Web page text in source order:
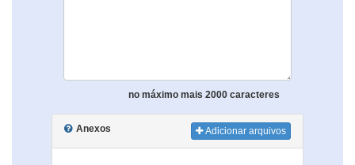
no máximo mais 2000 caracteres
Anexos Adicionar arquivos